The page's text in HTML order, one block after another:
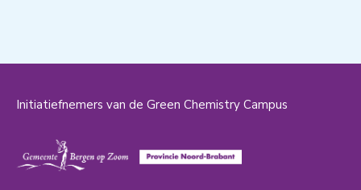
Initiatiefnemers van de Green Chemistry Campus